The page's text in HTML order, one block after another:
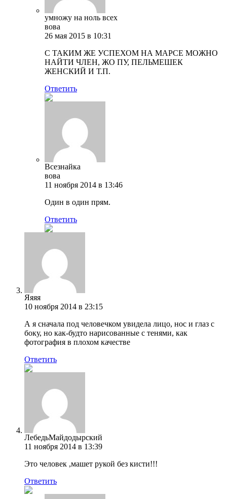
умножу на ноль всех
вова
26 мая 2015 в 10:31
С ТАКИМ ЖЕ УСПЕХОМ НА МАРСЕ МОЖНО
НАЙТИ ЧЛЕН, ЖО ПУ, ПЕЛЬМЕШЕК
ЖЕНСКИЙ И Т.П.
Ответить
Всезнайка
вова
11 ноября 2014 в 13:46
Один в один прям.
Ответить
Яяяя
10 ноября 2014 в 23:15
А я сначала под человечком увидела лицо, нос и глаз с
боку, но как-будто нарисованные с тенями, как
фотография в плохом качестве
Ответить
ЛебедьМайдодырский
11 ноября 2014 в 13:39
Это человек ,машет рукой без кисти!!!
Ответить